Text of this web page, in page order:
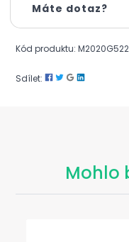
Máte dotaz?
Kód produktu: M2020G522
Sdílet:
Mohlo